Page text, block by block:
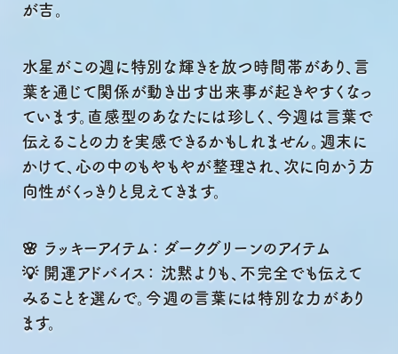
が吉。
水星がこの週に特別な輝きを放つ時間帯があり、言
葉を通じて関係が動き出す出来事が起きやすくなっ
ています。直感型のあなたには珍しく、今週は言葉で
伝えることの力を実感できるかもしれません。週末に
かけて、心の中のもやもやが整理され、次に向かう方
向性がくっきりと見えてきます。
🌸 ラッキーアイテム： ダークグリーンのアイテム
💡 開運アドバイス： 沈黙よりも、不完全でも伝えて
みることを選んで。今週の言葉には特別な力があり
ます。